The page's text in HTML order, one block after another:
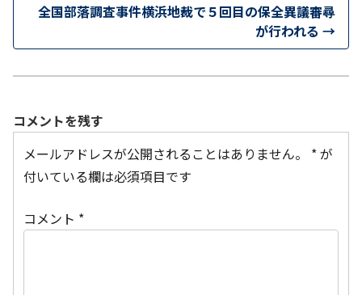
全国部落調査事件横浜地裁で５回目の保全異議審尋
が行われる →
コメントを残す
メールアドレスが公開されることはありません。
*が
付いている欄は必須項目です
コメント *